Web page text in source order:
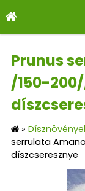
Prunus
/150-
»
serrulata
díszcseresznye